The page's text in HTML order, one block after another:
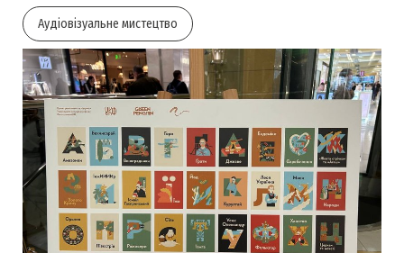
Аудіовізуальне мистецтво